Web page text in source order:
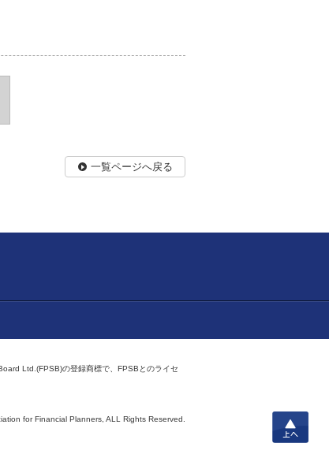
一覧ページへ戻る
上へ
Ltd.(FPSB)の登録商標で、FPSBとのライセ
for Financial Planners, ALL Rights Reserved.